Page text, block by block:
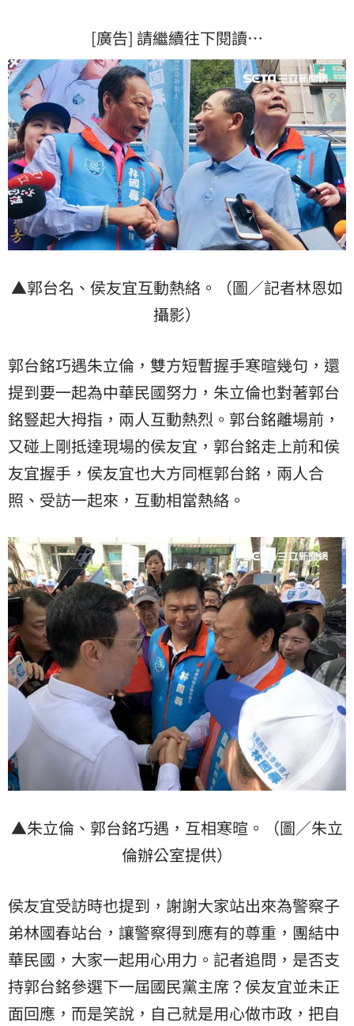
[廣告] 請繼續往下閱讀…
▲郭台名、侯友宜互動熱絡。（圖／記者林恩如
攝影）
郭台銘巧遇朱立倫，雙方短暫握手寒暄幾句，還
提到要一起為中華民國努力，朱立倫也對著郭台
銘豎起大拇指，兩人互動熱烈。郭台銘離場前，
又碰上剛抵達現場的侯友宜，郭台銘走上前和侯
友宜握手，侯友宜也大方同框郭台銘，兩人合
照、受訪一起來，互動相當熱絡。
▲朱立倫、郭台銘巧遇，互相寒暄。（圖／朱立
倫辦公室提供）
侯友宜受訪時也提到，謝謝大家站出來為警察子
弟林國春站台，讓警察得到應有的尊重，團結中
華民國，大家一起用心用力。記者追問，是否支
持郭台銘參選下一屆國民黨主席？侯友宜並未正
面回應，而是笑說，自己就是用心做市政，把自